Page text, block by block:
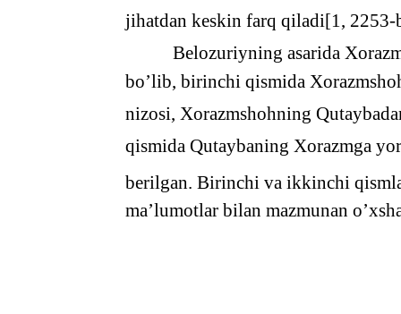
jihatdan keskin farq qiladi[1,
Belozuriyning asarida
bo’lib, birinchi qismida
nizosi, Xorazmshohning
qismida Qutaybaning Xorazmga
berilgan. Birinchi va ikkinchi
ma’lumotlar bilan mazmunan